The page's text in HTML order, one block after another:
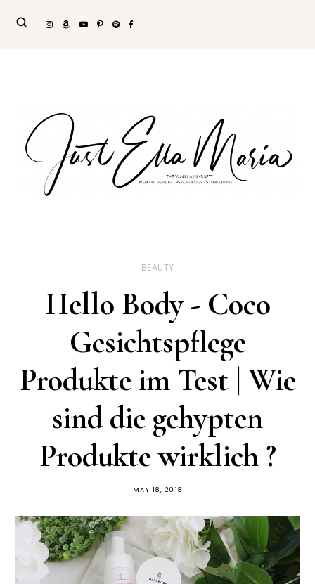
BEAUTY
Hello Body - Coco
Gesichtspflege
Produkte im Test | Wie
sind die gehypten
Produkte wirklich ?
MAY 18, 2018